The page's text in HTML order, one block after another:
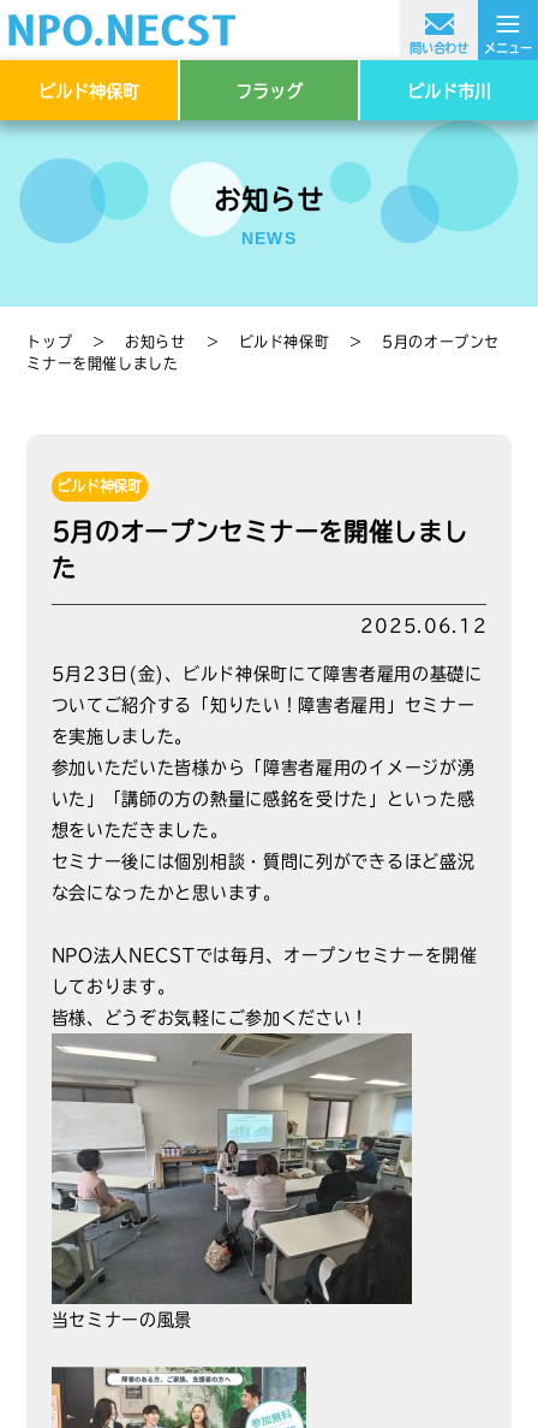
≡
メニュー
問い合わせ
ビルド神保町 フラッグ ビルド市川
お知らせ
NEWS
トップ ＞ お知らせ ＞ ビルド神保町 ＞ 5月のオープンセ
ミナーを開催しました
ビルド神保町
5月のオープンセミナーを開催しまし
た
2025.06.12
5月23日(金)、ビルド神保町にて障害者雇用の基礎に
ついてご紹介する「知りたい！障害者雇用」セミナー
を実施しました。
参加いただいた皆様から「障害者雇用のイメージが湧
いた」「講師の方の熱量に感銘を受けた」といった感
想をいただきました。
セミナー後には個別相談・質問に列ができるほど盛況
な会になったかと思います。
NPO法人NECSTでは毎月、オープンセミナーを開催
しております。
皆様、どうぞお気軽にご参加ください！
当セミナーの風景